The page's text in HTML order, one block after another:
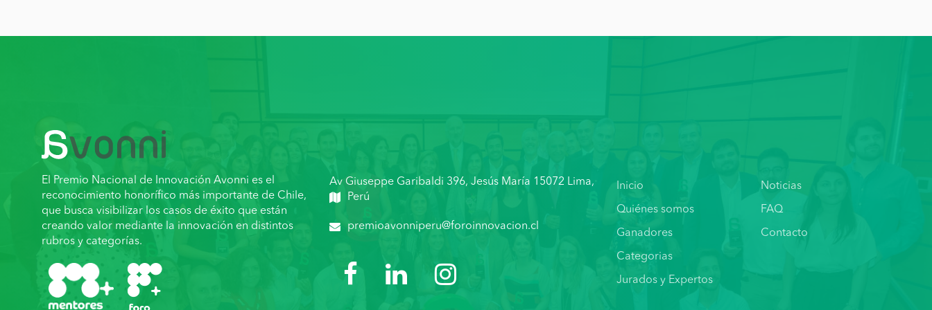
El Premio Nacional de Innovación Avonni es el
reconocimiento honorífico más importante de Chile,
que busca visibilizar los casos de éxito que están
creando valor mediante la innovación en distintos
rubros y categorías.
Av Giuseppe Garibaldi 396, Jesús María 15072 Lima,
Perú
premioavonniperu@foroinnovacion.cl
Inicio
Quiénes somos
Ganadores
Categorias
Jurados y Expertos
Noticias
FAQ
Contacto